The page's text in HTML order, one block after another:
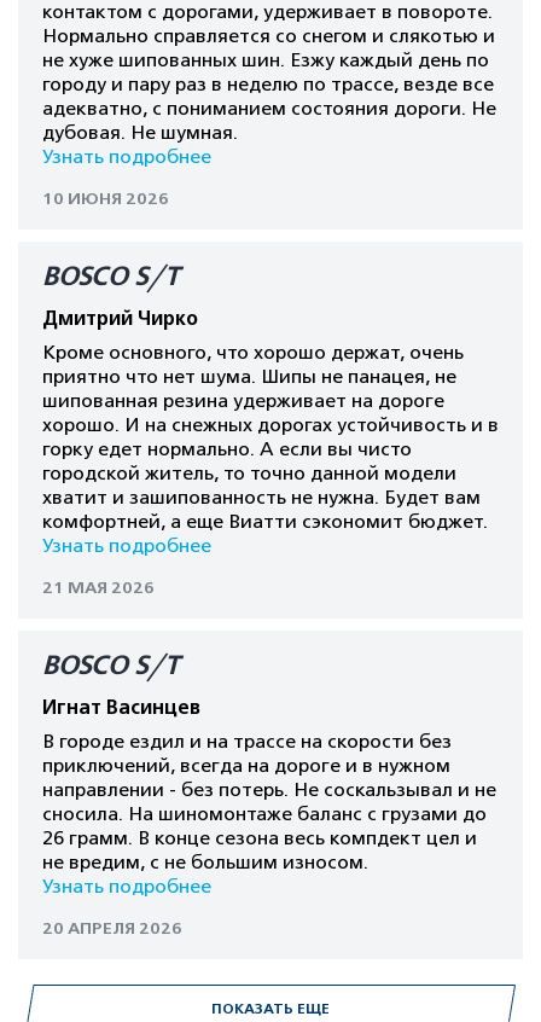
контактом с дорогами, удерживает в повороте.
Нормально справляется со снегом и слякотью и
не хуже шипованных шин. Езжу каждый день по
городу и пару раз в неделю по трассе, везде все
адекватно, с пониманием состояния дороги. Не
дубовая. Не шумная.
Узнать подробнее
10 ИЮНЯ 2026
BOSCO S/T
Дмитрий Чирко
Кроме основного, что хорошо держат, очень
приятно что нет шума. Шипы не панацея, не
шипованная резина удерживает на дороге
хорошо. И на снежных дорогах устойчивость и в
горку едет нормально. А если вы чисто
городской житель, то точно данной модели
хватит и зашипованность не нужна. Будет вам
комфортней, а еще Виатти сэкономит бюджет.
Узнать подробнее
21 МАЯ 2026
BOSCO S/T
Игнат Васинцев
В городе ездил и на трассе на скорости без
приключений, всегда на дороге и в нужном
направлении - без потерь. Не соскальзывал и не
сносила. На шиномонтаже баланс с грузами до
26 грамм. В конце сезона весь компдект цел и
не вредим, с не большим износом.
Узнать подробнее
20 АПРЕЛЯ 2026
ПОКАЗАТЬ ЕЩЕ